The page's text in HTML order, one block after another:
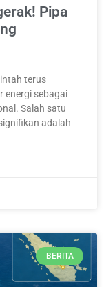
Pipa
terus
energi sebagai
Salah satu
adalah
BERITA